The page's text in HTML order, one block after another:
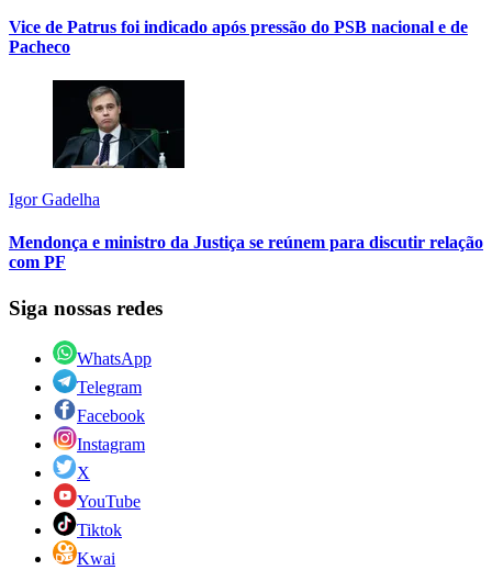
Vice de Patrus foi indicado após pressão do PSB nacional e de
Pacheco
Igor Gadelha
Mendonça e ministro da Justiça se reúnem para discutir relação
com PF
Siga nossas redes
WhatsApp
Telegram
Facebook
Instagram
X
YouTube
Tiktok
Kwai